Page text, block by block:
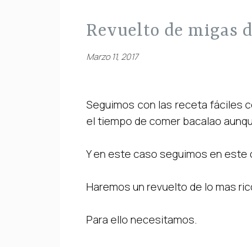
revuelto de migas
Marzo 11, 2017
Seguimos con las receta fáciles
el tiempo de comer bacalao
Y en este caso seguimos en este
Haremos un revuelto de lo mas
Para ello necesitamos.